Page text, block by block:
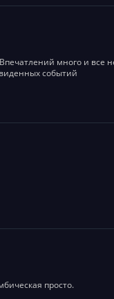
много и все
событий
просто.